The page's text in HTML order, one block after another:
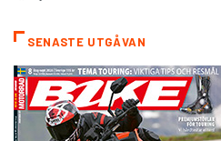
SENASTE UTGÅVAN